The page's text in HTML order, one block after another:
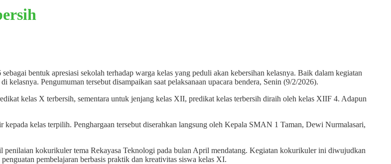
bentuk apresiasi sekolah terhadap warga kelas yang peduli akan kebersihan kelasnya. Baik dalam kegiatan
Pengumuman tersebut disampaikan saat pelaksanaan upacara bendera, Senin (9/2/2026).
kelas X terbersih, sementara untuk jenjang kelas XII, predikat kelas terbersih diraih oleh kelas XIIF 4. Adapun
kelas terpilih. Penghargaan tersebut diserahkan langsung oleh Kepala SMAN 1 Taman, Dewi Nurmalasari,
penilaian kokurikuler tema Rekayasa Teknologi pada bulan April mendatang. Kegiatan kokurikuler ini diwujudkan
pembelajaran berbasis praktik dan kreativitas siswa kelas XI.